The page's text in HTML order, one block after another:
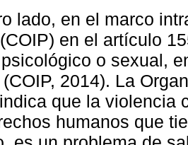
lado, en el marco
en el artículo
o sexual,
2014). La
que la violencia
humanos que